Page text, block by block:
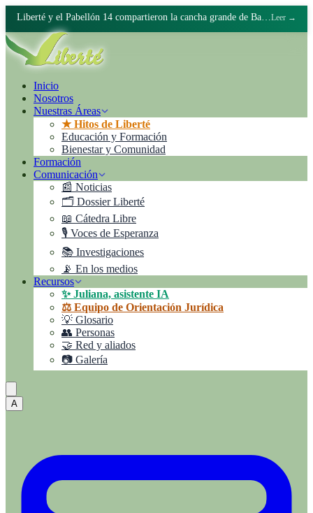
Liberté y el Pabellón 14 compartieron la cancha grande de BatánLeer →
Inicio
Nosotros
Nuestras Áreas
★ Hitos de Liberté
Educación y Formación
Bienestar y Comunidad
Formación
Comunicación
📰 Noticias
🗂️ Dossier Liberté
📖 Cátedra Libre
🎙️ Voces de Esperanza
📚 Investigaciones
📡 En los medios
Recursos
✨ Juliana, asistente IA
⚖️ Equipo de Orientación Jurídica
💡 Glosario
👥 Personas
🤝 Red y aliados
📷 Galería
A